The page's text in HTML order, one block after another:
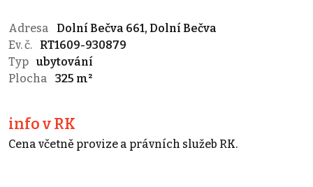
Adresa
Dolní Bečva 661, Dolní Bečva
Ev. č.
RT1609-930879
Typ ubytování
Plocha
325 m²
info v RK
Cena včetně provize a právních služeb RK.